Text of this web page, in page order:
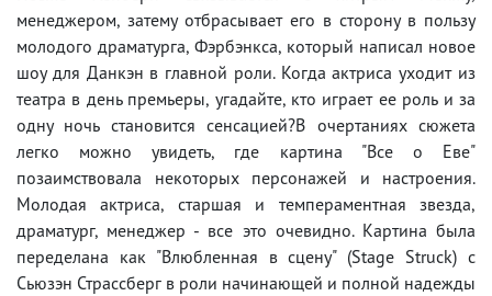
менеджером, затему отбрасывает его в сторону в пользу
молодого драматурга, Фэрбэнкса, который написал новое
шоу для Данкэн в главной роли. Когда актриса уходит из
театра в день премьеры, угадайте, кто играет ее роль и за
одну ночь становится сенсацией?В очертаниях сюжета
легко можно увидеть, где картина "Все о Еве"
позаимствовала некоторых персонажей и настроения.
Молодая актриса, старшая и темпераментная звезда,
драматург, менеджер - все это очевидно. Картина была
переделана как "Влюбленная в сцену" (Stage Struck) с
Сьюзэн Страссберг в роли начинающей и полной надежды